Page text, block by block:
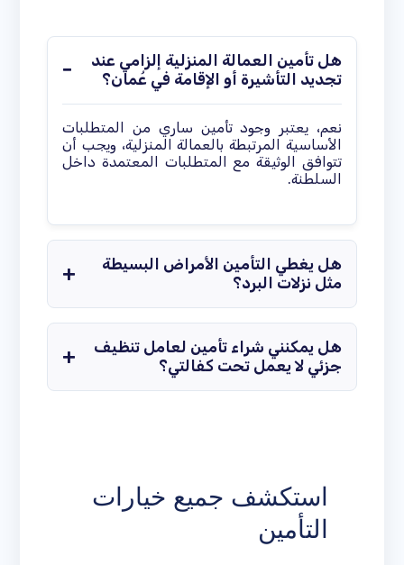
هل تأمين العمالة المنزلية إلزامي عند
تجديد التأشيرة أو الإقامة في عُمان؟
نعم، يعتبر وجود تأمين ساري من المتطلبات
الأساسية المرتبطة بالعمالة المنزلية، ويجب أن
تتوافق الوثيقة مع المتطلبات المعتمدة داخل
السلطنة.
هل يغطي التأمين الأمراض البسيطة
مثل نزلات البرد؟
هل يمكنني شراء تأمين لعامل تنظيف
جزئي لا يعمل تحت كفالتي؟
استكشف جميع خيارات
التأمين